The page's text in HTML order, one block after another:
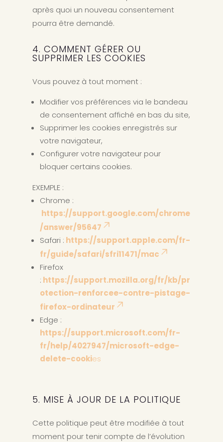
après quoi un nouveau consentement
pourra être demandé.
4. COMMENT GÉRER OU
SUPPRIMER LES COOKIES
Vous pouvez à tout moment :
Modifier vos préférences via le bandeau
de consentement affiché en bas du site,
Supprimer les cookies enregistrés sur
votre navigateur,
Configurer votre navigateur pour
bloquer certains cookies.
EXEMPLE :
Chrome :
https://support.google.com/chrome
/answer/95647
Safari : https://support.apple.com/fr-
fr/guide/safari/sfri11471/mac
Firefox
: https://support.mozilla.org/fr/kb/pr
otection-renforcee-contre-pistage-
firefox-ordinateur
Edge :
https://support.microsoft.com/fr-
fr/help/4027947/microsoft-edge-
delete-cookies
5. MISE À JOUR DE LA POLITIQUE
Cette politique peut être modifiée à tout
moment pour tenir compte de l’évolution